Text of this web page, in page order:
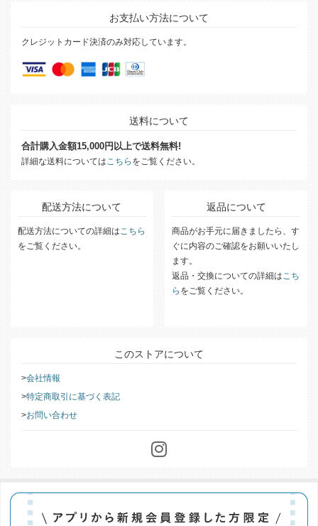
お支払い方法について
クレジットカード決済のみ対応しています。
送料について
合計購入金額15,000円以上で送料無料!
詳細な送料についてはこちら をご覧ください。
配送方法について
配送方法についての詳細はこちら
をご覧ください。
返品について
商品がお手元に届きましたら、す
ぐに内容のご確認をお願いいたし
ます。
返品・交換についての詳細はこち
ら をご覧ください。
このストアについて
会社情報
特定商取引に基づく表記
お問い合わせ